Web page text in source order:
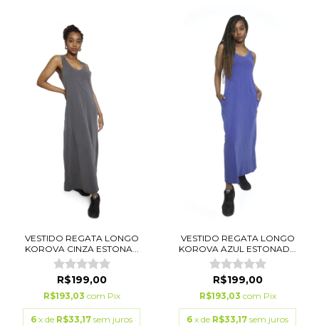
VESTIDO REGATA LONGO
KOROVA CINZA ESTONA...
R$199,00
R$193,03 com Pix
6 x de R$33,17 sem juros
VESTIDO REGATA LONGO
KOROVA AZUL ESTONAD...
R$199,00
R$193,03 com Pix
6 x de R$33,17 sem juros